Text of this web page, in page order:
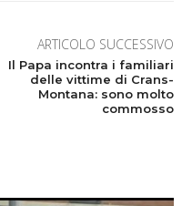
ARTICOLO SUCCESSIVO
Il Papa incontra i familiari
delle vittime di Crans-
Montana: sono molto
commosso